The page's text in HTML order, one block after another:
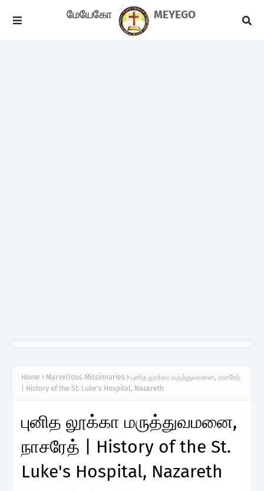
மேயேகோ MEYEGO
Home Marvellous Missionaries
புனித லூக்கா மருத்துவமனை, நாசரேத்
| History of the St. Luke's Hospital, Nazareth
புனித லூக்கா மருத்துவமனை,
நாசரேத் | History of the St.
Luke's Hospital, Nazareth